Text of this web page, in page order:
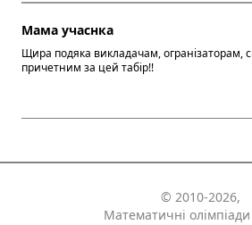
Мама учаснка
Щира подяка викладачам, огранізаторам,
причетним за цей табір!!
© 2010-2026,
Математичні олімпіади